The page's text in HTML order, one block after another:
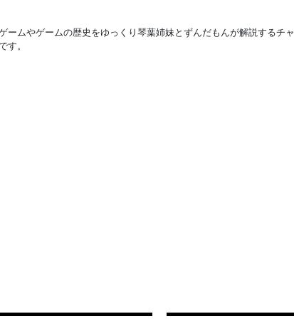
ームやゲームの歴史をゆっくり琴葉姉妹とずんだもんが解説するチャ
す。